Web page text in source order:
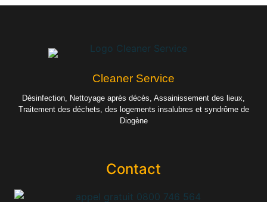
Cleaner Service
Désinfection, Nettoyage après décès, Assainissement des lieux,
Traitement des déchets, des logements insalubres et syndrôme de
Diogène
Contact